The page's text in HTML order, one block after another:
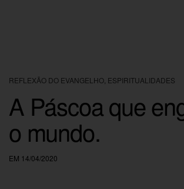
REFLEXÃO DO EVANGELHO ESPIRITUALIDADES
A Páscoa que
o mundo.
EM 14/04/2020